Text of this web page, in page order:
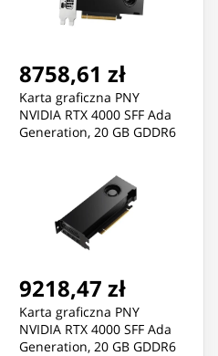
8758,61 zł
Karta graficzna PNY
NVIDIA RTX 4000 SFF Ada
Generation, 20 GB GDDR6
ATX bracket, small box
9218,47 zł
Karta graficzna PNY
NVIDIA RTX 4000 SFF Ada
Generation, 20 GB GDDR6